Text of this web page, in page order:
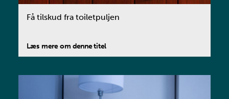
Få tilskud fra toiletpuljen
Læs mere om denne titel